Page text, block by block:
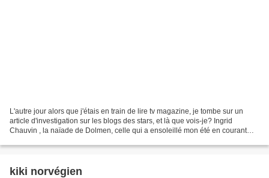
L'autre jour alors que j'étais en train de lire tv magazine, je tombe sur un
article d'investigation sur les blogs des stars, et là que vois-je? Ingrid
Chauvin , la naïade de Dolmen, celle qui a ensoleillé mon été en courant
kiki norvégien